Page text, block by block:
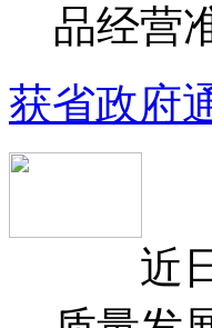
品经营
获省政府
近日